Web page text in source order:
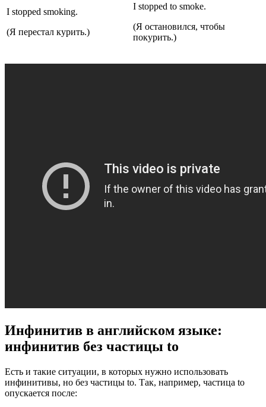
I stopped smoking.
(Я перестал курить.)
I stopped to smoke.
(Я остановился, чтобы
покурить.)
Инфинитив в английском языке:
инфинитив без частицы to
Есть и такие ситуации, в которых нужно использовать
инфинитивы, но без частицы to. Так, например, частица to
опускается после: